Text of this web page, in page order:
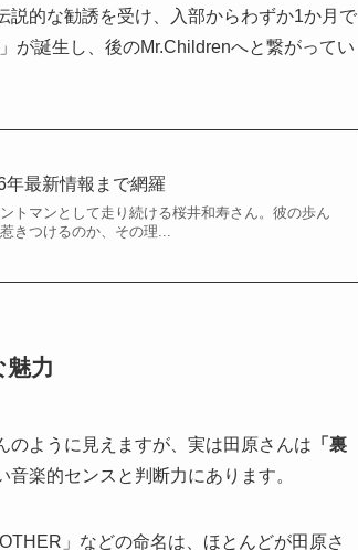
的な勧誘を受け、入部からわずか1か月で
が誕生し、後のMr.Childrenへと繋がってい
最新情報まで網羅
トマンとして走り続ける桜井和寿さん。彼の歩ん
きつけるのか、その理...
魅力
のように見えますが、実は田原さんは 「裏
楽的センスと判断力にあります。
」などの命名は、ほとんどが田原さ